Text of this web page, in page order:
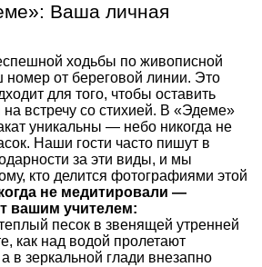
Ваша личная
ходьбы по живописной
номер от береговой линии. Это
для того, чтобы оставить
на встречу со стихией. В «Эдеме»
уникальны — небо никогда не
Наши гости часто пишут в
за эти виды, и мы
кто делится фотографиями этой
не медитировали —
вашим учителем:
песок в звенящей утренней
как над водой пролетают
в зеркальной глади внезапно